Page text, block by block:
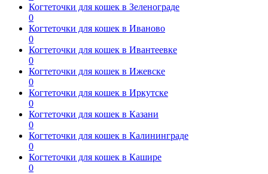
Когтеточки для кошек в Зеленограде
0
Когтеточки для кошек в Иваново
0
Когтеточки для кошек в Ивантеевке
0
Когтеточки для кошек в Ижевске
0
Когтеточки для кошек в Иркутске
0
Когтеточки для кошек в Казани
0
Когтеточки для кошек в Калининграде
0
Когтеточки для кошек в Кашире
0